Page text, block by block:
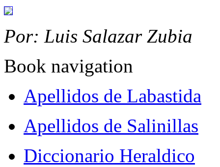
Por: Luis Salazar Zubia
Book navigation
Apellidos de Labastida
Apellidos de Salinillas
Diccionario Heraldico